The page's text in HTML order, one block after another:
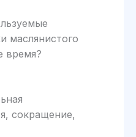
маслянистого
время?
сокращение,